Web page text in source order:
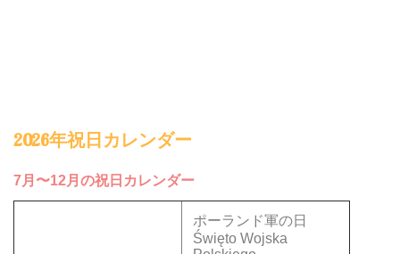
2026年祝日カレンダー
7月〜12月の祝日カレンダー
ポーランド軍の日
Święto Wojska